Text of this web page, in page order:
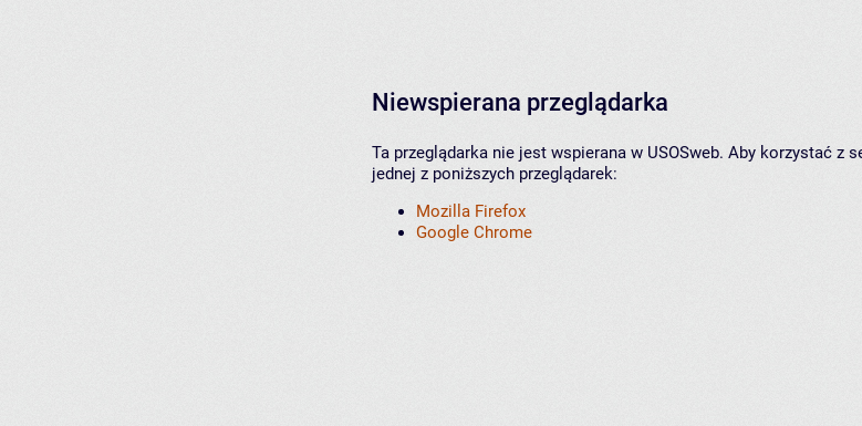
Niewspierana przeglądarka
Ta przeglądarka nie jest wspierana w USOSweb. Aby korzystać z
jednej z poniższych przeglądarek:
Mozilla Firefox
Google Chrome